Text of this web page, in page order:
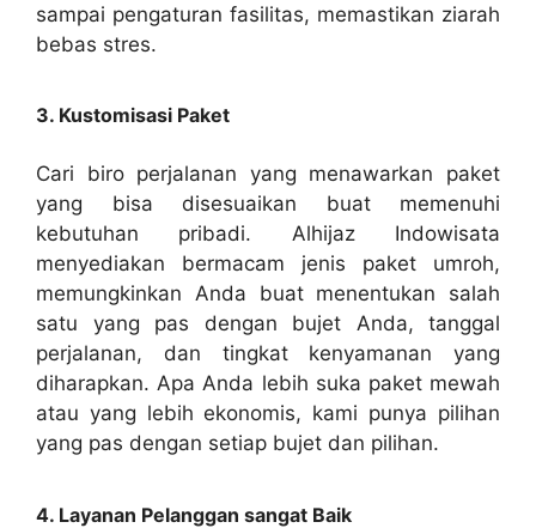
sampai pengaturan fasilitas, memastikan ziarah
bebas stres.
3. Kustomisasi Paket
Cari biro perjalanan yang menawarkan paket
yang bisa disesuaikan buat memenuhi
kebutuhan pribadi. Alhijaz Indowisata
menyediakan bermacam jenis paket umroh,
memungkinkan Anda buat menentukan salah
satu yang pas dengan bujet Anda, tanggal
perjalanan, dan tingkat kenyamanan yang
diharapkan. Apa Anda lebih suka paket mewah
atau yang lebih ekonomis, kami punya pilihan
yang pas dengan setiap bujet dan pilihan.
4. Layanan Pelanggan sangat Baik